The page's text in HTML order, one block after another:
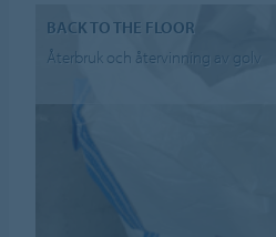
BACK TO THE FLOOR
Återbruk och återvinning av golv